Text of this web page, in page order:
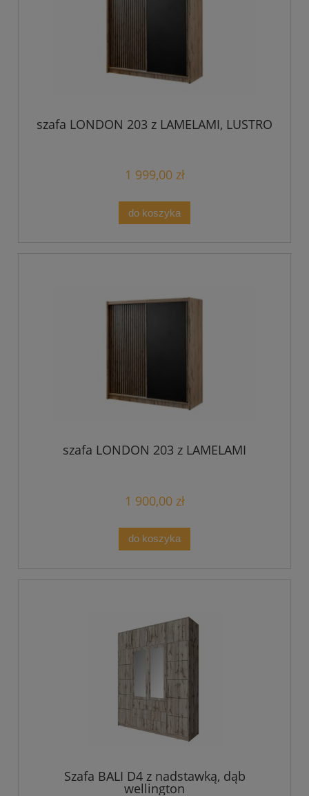
szafa LONDON 203 z LAMELAMI, LUSTRO
1 999,00 zł
do koszyka
szafa LONDON 203 z LAMELAMI
1 900,00 zł
do koszyka
Szafa BALI D4 z nadstawką, dąb
wellington